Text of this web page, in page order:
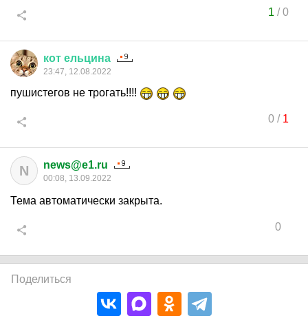
1 /0
кот ельцина
23:47, 12.08.2022
пушистегов не трогать!!!!
0/ 1
N news@e1.ru
00:08, 13.09.2022
Тема автоматически закрыта.
0
Поделиться